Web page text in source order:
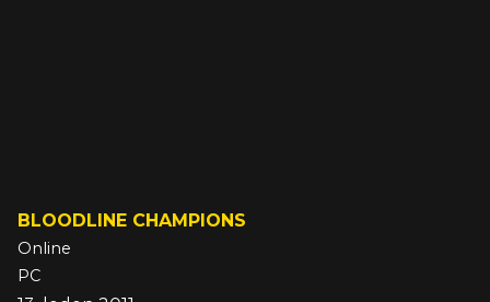
BLOODLINE CHAMPIONS
Online
PC